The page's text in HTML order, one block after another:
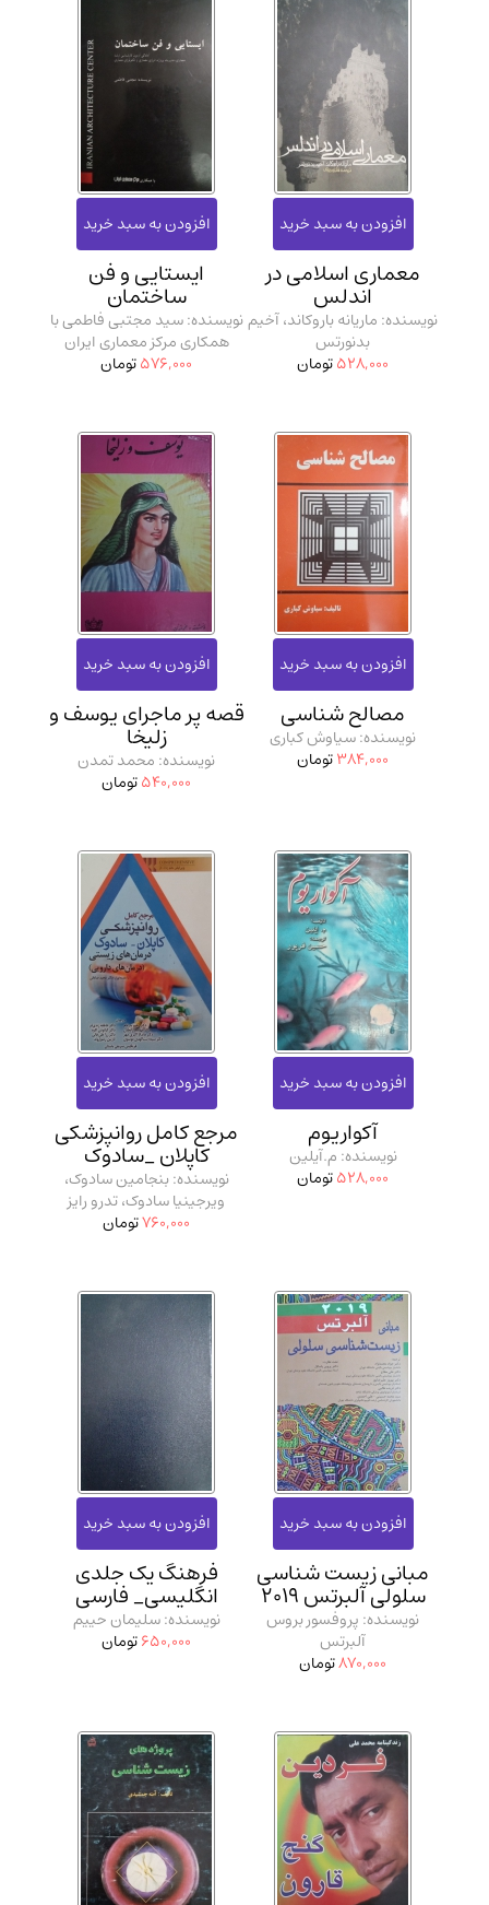
معماری اسلامی در
اندلس
نویسنده: ماریانه باروکاند، آخیم
بدنورتس
528,000تومان
ایستایی و فن
ساختمان
نویسنده: سید مجتبی فاطمی با
همکاری مرکز معماری ایران
576,000تومان
مصالح شناسی
نویسنده: سیاوش کباری
384,000تومان
قصه پر ماجرای یوسف و
زلیخا
نویسنده: محمد تمدن
540,000تومان
آکواریوم
نویسنده: م.آیلین
528,000تومان
مرجع کامل روانپزشکی
کاپلان _سادوک
نویسنده: بنجامین سادوک،
ویرجینیا سادوک، تدرو رایز
760,000تومان
مبانی زیست شناسی
سلولی آلبرتس 2019
نویسنده: پروفسور بروس
آلبرتس
870,000تومان
فرهنگ یک جلدی
انگلیسی_ فارسی
نویسنده: سلیمان حییم
650,000تومان